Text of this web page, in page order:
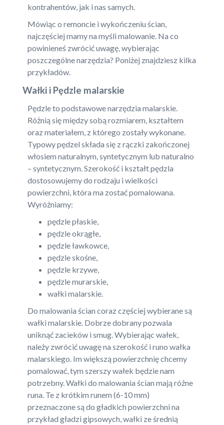
kontrahentów, jak i nas samych.
Mówiąc o remoncie i wykończeniu ścian,
najczęściej mamy na myśli malowanie. Na co
powinieneś zwrócić uwagę, wybierając
poszczególne narzędzia? Poniżej znajdziesz kilka
przykładów.
Wałki i Pędzle malarskie
Pędzle to podstawowe narzędzia malarskie.
Różnią się między sobą rozmiarem, kształtem
oraz materiałem, z którego zostały wykonane.
Typowy pędzel składa się z rączki zakończonej
włosiem naturalnym, syntetycznym lub naturalno
– syntetycznym. Szerokość i kształt pędzla
dostosowujemy do rodzaju i wielkości
powierzchni, która ma zostać pomalowana.
Wyróżniamy:
pędzle płaskie,
pędzle okrągłe,
pędzle ławkowce,
pędzle skośne,
pędzle krzywe,
pędzle murarskie,
wałki malarskie.
Do malowania ścian coraz częściej wybierane są
wałki malarskie. Dobrze dobrany pozwala
uniknąć zacieków i smug. Wybierając wałek,
należy zwrócić uwagę na szerokość i runo wałka
malarskiego. Im większą powierzchnię chcemy
pomalować, tym szerszy wałek będzie nam
potrzebny. Wałki do malowania ścian mają różne
runa. Te z krótkim runem (6-10 mm)
przeznaczone są do gładkich powierzchni na
przykład gładzi gipsowych, wałki ze średnią